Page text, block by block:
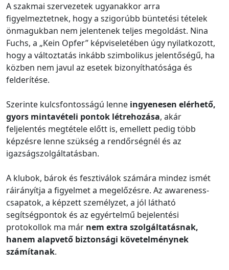
A szakmai szervezetek ugyanakkor arra
figyelmeztetnek, hogy a szigorúbb büntetési tételek
önmagukban nem jelentenek teljes megoldást. Nina
Fuchs, a „Kein Opfer” képviseletében úgy nyilatkozott,
hogy a változtatás inkább szimbolikus jelentőségű, ha
közben nem javul az esetek bizonyíthatósága és
felderítése.
Szerinte kulcsfontosságú lenne ingyenesen elérhető,
gyors mintavételi pontok létrehozása, akár
feljelentés megtétele előtt is, emellett pedig több
képzésre lenne szükség a rendőrségnél és az
igazságszolgáltatásban.
A klubok, bárok és fesztiválok számára mindez ismét
ráirányítja a figyelmet a megelőzésre. Az awareness-
csapatok, a képzett személyzet, a jól látható
segítségpontok és az egyértelmű bejelentési
protokollok ma már nem extra szolgáltatásnak,
hanem alapvető biztonsági követelménynek
számítanak.